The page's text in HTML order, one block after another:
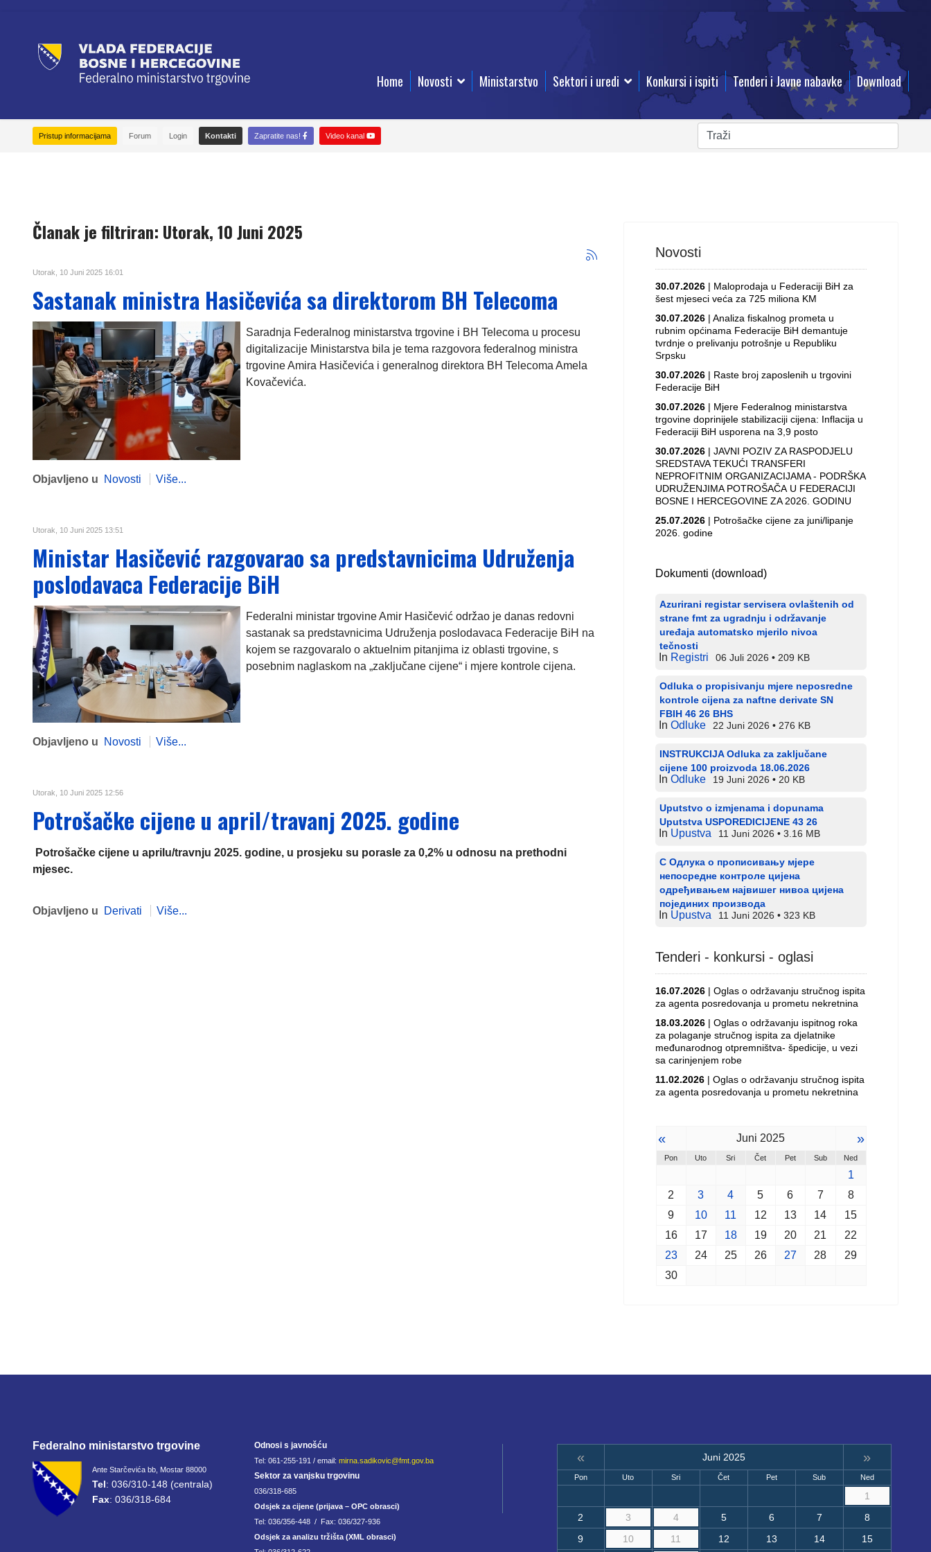
Home Novosti Ministarstvo Sektori i uredi Konkursi i ispiti Tenderi i Javne nabavke Download
Pristup informacijama Forum Login Kontakti Zapratite nas! Video kanal
Članak je filtriran: Utorak, 10 Juni 2025
Utorak, 10 Juni 2025 16:01
Sastanak ministra Hasičevića sa direktorom BH Telecoma
Saradnja Federalnog ministarstva trgovine i BH Telecoma u procesu
digitalizacije Ministarstva bila je tema razgovora federalnog ministra
trgovine Amira Hasičevića i generalnog direktora BH Telecoma Amela
Kovačevića.
Objavljeno u Novosti Više...
Utorak, 10 Juni 2025 13:51
Ministar Hasičević razgovarao sa predstavnicima Udruženja
poslodavaca Federacije BiH
Federalni ministar trgovine Amir Hasičević održao je danas redovni
sastanak sa predstavnicima Udruženja poslodavaca Federacije BiH na
kojem se razgovaralo o aktuelnim pitanjima iz oblasti trgovine, s
posebnim naglaskom na „zaključane cijene“ i mjere kontrole cijena.
Objavljeno u Novosti Više...
Utorak, 10 Juni 2025 12:56
Potrošačke cijene u april/travanj 2025. godine
Potrošačke cijene u aprilu/travnju 2025. godine, u prosjeku su porasle za 0,2% u odnosu na prethodni
mjesec.
Objavljeno u Derivati Više...
Novosti
30.07.2026 | Maloprodaja u Federaciji BiH za
šest mjeseci veća za 725 miliona KM
30.07.2026 | Analiza fiskalnog prometa u
rubnim općinama Federacije BiH demantuje
tvrdnje o prelivanju potrošnje u Republiku
Srpsku
30.07.2026 | Raste broj zaposlenih u trgovini
Federacije BiH
30.07.2026 | Mjere Federalnog ministarstva
trgovine doprinijele stabilizaciji cijena: Inflacija u
Federaciji BiH usporena na 3,9 posto
30.07.2026 | JAVNI POZIV ZA RASPODJELU
SREDSTAVA TEKUĆI TRANSFERI
NEPROFITNIM ORGANIZACIJAMA - PODRŠKA
UDRUŽENJIMA POTROŠAČA U FEDERACIJI
BOSNE I HERCEGOVINE ZA 2026. GODINU
25.07.2026 | Potrošačke cijene za juni/lipanje
2026. godine
Dokumenti (download)
Azurirani registar servisera ovlaštenih od
strane fmt za ugradnju i održavanje
uređaja automatsko mjerilo nivoa
tečnosti
In Registri 06 Juli 2026 209 KB
Odluka o propisivanju mjere neposredne
kontrole cijena za naftne derivate SN
FBIH 46 26 BHS
InOdluke 22 Juni 2026 276 KB
INSTRUKCIJA Odluka za zaključane
cijene 100 proizvoda 18.06.2026
InOdluke 19 Juni 2026 20 KB
Uputstvo o izmjenama i dopunama
Uputstva USPOREDICIJENE 43 26
In Upustva 11 Juni 2026 3.16 MB
С Одлука о прописивању мјере
непосредне контроле цијена
одређивањем највишег нивоа цијена
појединих производа
In Upustva 11 Juni 2026 323 KB
Tenderi - konkursi - oglasi
16.07.2026 | Oglas o održavanju stručnog ispita
za agenta posredovanja u prometu nekretnina
18.03.2026 | Oglas o održavanju ispitnog roka
za polaganje stručnog ispita za djelatnike
međunarodnog otpremništva- špedicije, u vezi
sa carinjenjem robe
11.02.2026 | Oglas o održavanju stručnog ispita
za agenta posredovanja u prometu nekretnina
« Juni 2025 »
Pon Uto Sri Čet Pet Sub Ned
1
2
3 4 5 6 7
8
9
10 11 12 13 14
15
16
17 18 19 20 21
22
23
24 25 26 27 28
29
30
Federalno ministarstvo trgovine
Ante Starčevića bb, Mostar 88000
Tel: 036/310-148 (centrala)
Fax: 036/318-684
Odnosi s javnošću
Tel: 061-255-191 / email: mirna.sadikovic@fmt.gov.ba
Sektor za vanjsku trgovinu
036/318-685
Odsjek za cijene (prijava – OPC obrasci)
Tel: 036/356-448 / Fax: 036/327-936
Odsjek za analizu tržišta (XML obrasci)
« Juni 2025 »
Pon Uto Sri Čet Pet Sub Ned
1
2
3 4 5 6 7
8
9
10 11 12 13 14 15